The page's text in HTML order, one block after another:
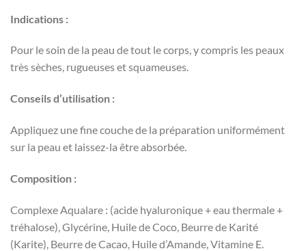
Indications :
Pour le soin de la peau de tout le corps, y compris les peaux
très sèches, rugueuses et squameuses.
Conseils d’utilisation :
Appliquez une fine couche de la préparation uniformément
sur la peau et laissez-la être absorbée.
Composition :
Complexe Aqualare : (acide hyaluronique + eau thermale +
tréhalose), Glycérine, Huile de Coco, Beurre de Karité
(Karite), Beurre de Cacao, Huile d’Amande, Vitamine E.